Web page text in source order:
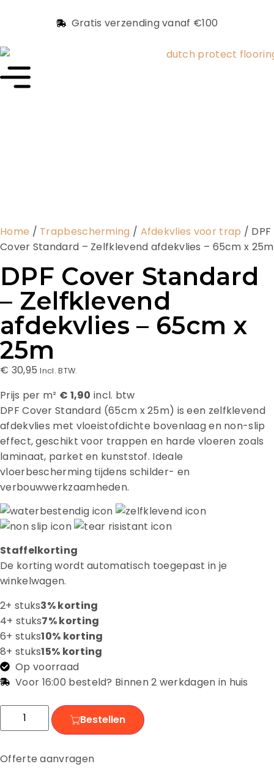
Gratis verzending vanaf €100
Home / Trapbescherming / Afdekvlies voor trap / DPF
Cover Standard – Zelfklevend afdekvlies – 65cm x 25m
DPF Cover Standard
– Zelfklevend
afdekvlies – 65cm x
25m
€ 30,95 Incl. BTW.
Prijs per m² € 1,90 incl. btw
DPF Cover Standard (65cm x 25m) is een zelfklevend
afdekvlies met vloeistofdichte bovenlaag en non-slip
effect, geschikt voor trappen en harde vloeren zoals
laminaat, parket en kunststof. Ideale
vloerbescherming tijdens schilder- en
verbouwwerkzaamheden.
Staffelkorting
De korting wordt automatisch toegepast in je
winkelwagen.
2+ stuks3% korting
4+ stuks7% korting
6+ stuks10% korting
8+ stuks15% korting
Op voorraad
Voor 16:00 besteld? Binnen 2 werkdagen in huis
Bestellen
Offerte aanvragen